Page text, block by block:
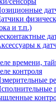
и т.п.)
к
времени,
контроля